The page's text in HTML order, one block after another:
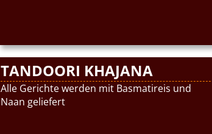
TANDOORI KHAJANA
Alle Gerichte werden mit Basmatireis und
Naan geliefert